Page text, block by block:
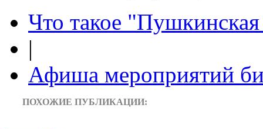
Что такое "Пушкинская
|
Афиша мероприятий
ПОХОЖИЕ ПУБЛИКАЦИИ: